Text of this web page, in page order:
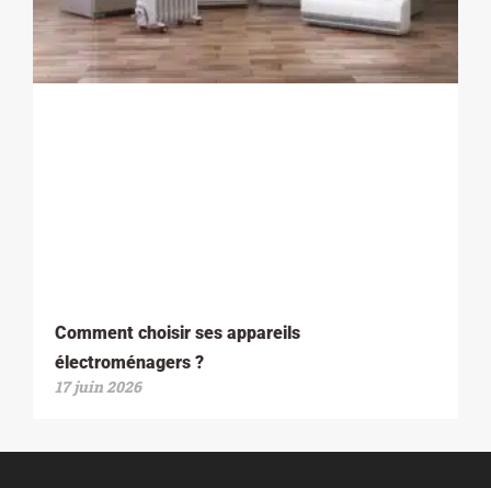
Comment choisir ses appareils
électroménagers ?
17 juin 2026